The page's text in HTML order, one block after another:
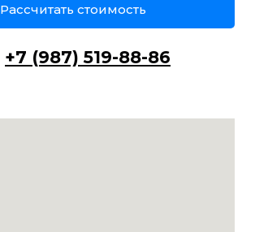
Рассчитать стоимость
+7 (987) 519-88-86